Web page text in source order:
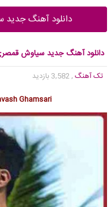
دانلود آهنگ
دانلود آهنگ جدید سیاوش قمصری
تک آهنگ , 3,582 بازدید
Ghamsari